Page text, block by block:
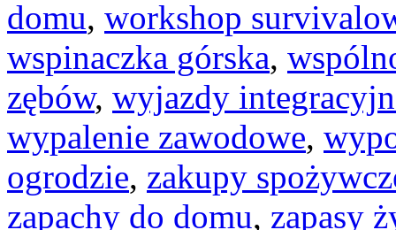
domu, workshop
wspinaczka górska,
zębów, wyjazdy
wypalenie zawodowe,
ogrodzie, zakupy
zapachy do domu, zapasy